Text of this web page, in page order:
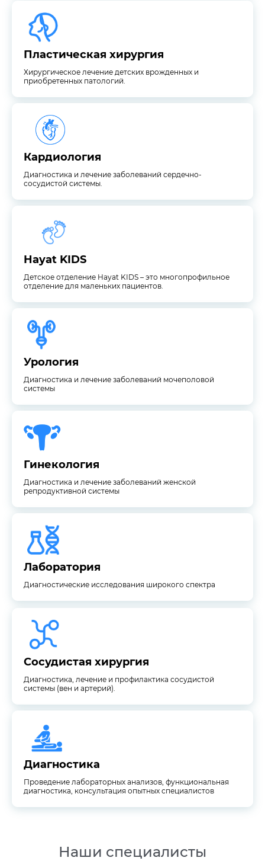
Пластическая хирургия
Хирургическое лечение детских врожденных и
приобретенных патологий.
Пластическая хирургия
Хирургическое лечение детских врожденных и
приобретенных патологий.
Кардиология
Диагностика и лечение заболеваний сердечно-
сосудистой системы.
Кардиология
Диагностика и лечение заболеваний сердечно-
сосудистой системы.
Hayat KIDS
Детское отделение Hayat KIDS – это многопрофильное
отделение для маленьких пациентов.
Hayat KIDS
Детское отделение Hayat KIDS – это многопрофильное
отделение для маленьких пациентов.
Урология
Диагностика и лечение заболеваний мочеполовой
системы
Урология
Диагностика и лечение заболеваний мочеполовой
системы
Гинекология
Диагностика и лечение заболеваний женской
репродуктивной системы
Гинекология
Диагностика и лечение заболеваний женской
репродуктивной системы
Лаборатория
Диагностические исследования широкого спектра
Лаборатория
Диагностические исследования широкого спектра
Сосудистая хирургия
Диагностика, лечение и профилактика сосудистой
системы (вен и артерий).
Сосудистая хирургия
Диагностика, лечение и профилактика сосудистой
системы (вен и артерий).
Диагностика
Проведение лабораторных анализов, функциональная
диагностика, консультация опытных специалистов
Диагностика
Проведение лабораторных анализов, функциональная
диагностика, консультация опытных специалистов
Наши специалисты